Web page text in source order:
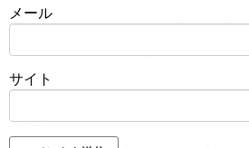
メール
サイト